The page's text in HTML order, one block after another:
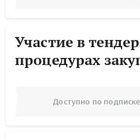
Участие в
процедурах
Доступно по